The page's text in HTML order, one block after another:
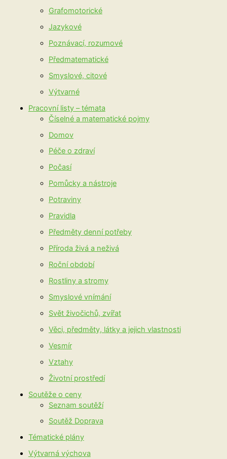
Grafomotorické
Jazykové
Poznávací, rozumové
Předmatematické
Smyslové, citové
Výtvarné
Pracovní listy – témata
Číselné a matematické pojmy
Domov
Péče o zdraví
Počasí
Pomůcky a nástroje
Potraviny
Pravidla
Předměty denní potřeby
Příroda živá a neživá
Roční období
Rostliny a stromy
Smyslové vnímání
Svět živočichů, zvířat
Věci, předměty, látky a jejich vlastnosti
Vesmír
Vztahy
Životní prostředí
Soutěže o ceny
Seznam soutěží
Soutěž Doprava
Tématické plány
Výtvarná výchova